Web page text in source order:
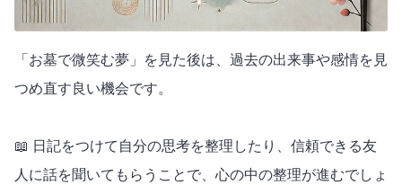
「お墓で微笑む夢」を見た後は、過去の出来事や感情を見
つめ直す良い機会です。
📖 日記をつけて自分の思考を整理したり、信頼できる友
人に話を聞いてもらうことで、心の中の整理が進むでしょ